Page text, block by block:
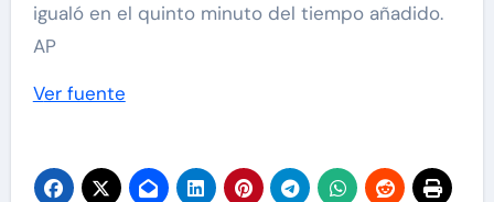
igualó en el quinto minuto del tiempo añadido.
AP
Ver fuente